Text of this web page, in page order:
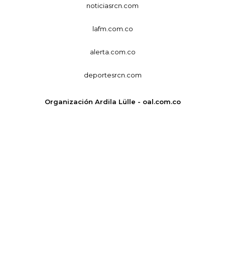
noticiasrcn.com
lafm.com.co
alerta.com.co
deportesrcn.com
Organización Ardila Lülle - oal.com.co